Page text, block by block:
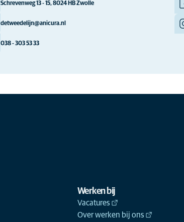
Schrevenweg 13 - 15, 8024 HB Zwolle
detweedelijn@anicura.nl
038 - 303 53 33
Werken bij
Vacatures
Over werken bij ons